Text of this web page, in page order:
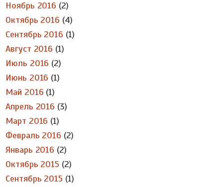
Ноябрь 2016 (2)
Октябрь 2016 (4)
Сентябрь 2016 (1)
Август 2016 (1)
Июль 2016 (2)
Июнь 2016 (1)
Май 2016 (1)
Апрель 2016 (3)
Март 2016 (1)
Февраль 2016 (2)
Январь 2016 (2)
Октябрь 2015 (2)
Сентябрь 2015 (1)